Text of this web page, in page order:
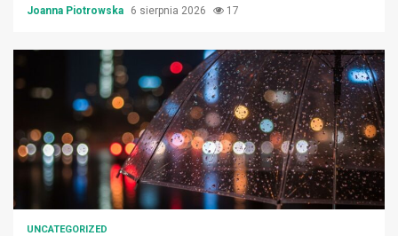
Joanna Piotrowska 6 sierpnia 2026 17
UNCATEGORIZED